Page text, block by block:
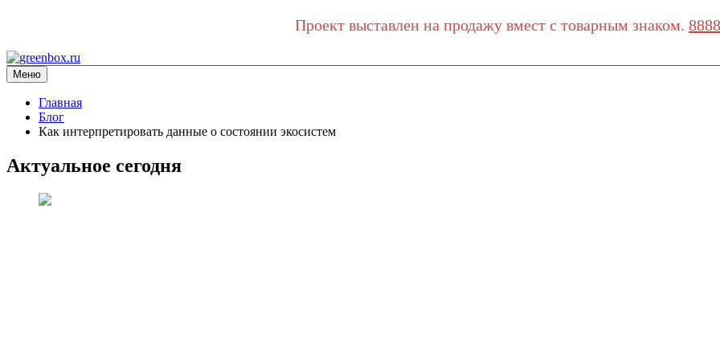
Проект выставлен на продажу вмест с товарным знаком.
Перейти
к
содержимому
greenbox.ru
сайт про экологию
Меню
Главная
Блог
Как интерпретировать данные о состоянии экосистем
Актуальное сегодня